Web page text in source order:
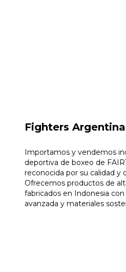
Fighters Argentina
Importamos y vendemos
deportiva de boxeo de
reconocida por su calidad y
Ofrecemos productos de
fabricados en Indonesia
avanzada y materiales